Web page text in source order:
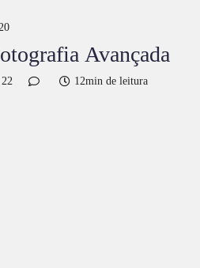
Avançada
22 12min de leitura